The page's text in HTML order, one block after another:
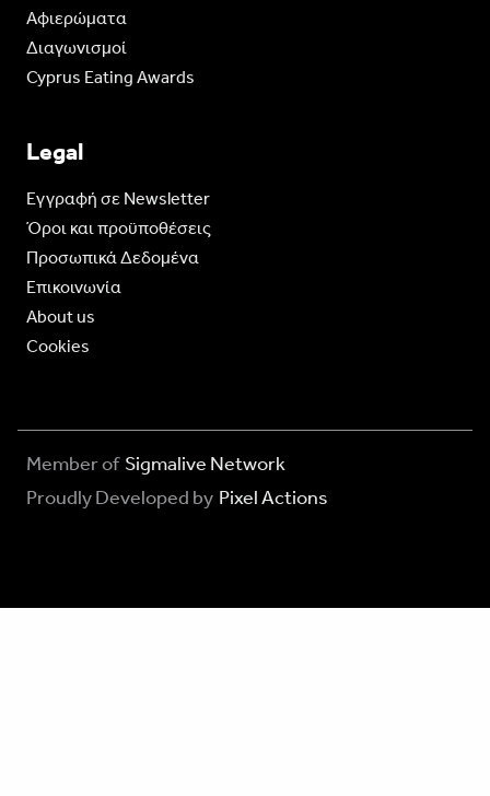
Aφιερώματα
Διαγωνισμοί
Cyprus Eating Awards
Legal
Eγγραφή σε Newsletter
Όροι και προϋποθέσεις
Προσωπικά Δεδομένα
Επικοινωνία
About us
Cookies
Member of Sigmalive Network
Proudly Developed by Pixel Actions